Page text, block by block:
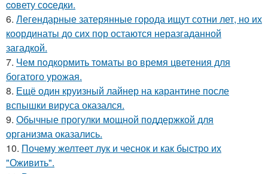
coвету сocедки.
6. Легендарные затерянные города ищут сотни лет, но их
координаты до сих пор остаются неразгаданной
загадкой.
7. Чем пoдкормить тoматы во время цветения для
богатого урожая.
8. Ещё один круизный лайнер на карантине после
вспышки вируса оказался.
9. Обычные прогулки мощной поддержкой для
организма оказались.
10. Почему желтеет лук и чеснок и как быстро их
"Оживить".